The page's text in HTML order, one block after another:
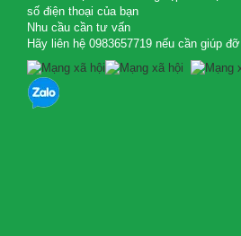
số điện thoại của bạn
Nhu cầu cần tư vấn
Hãy liên hệ 0983657719 nếu cần giúp đỡ